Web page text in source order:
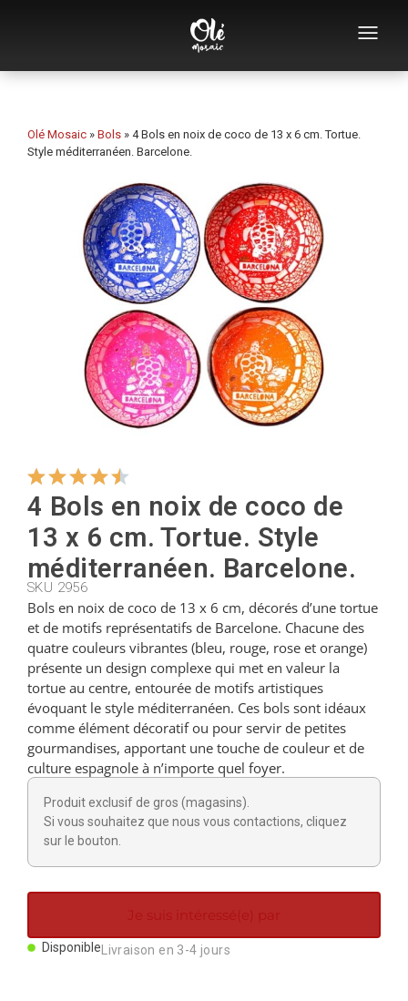
Qui sommes-nous
Ouvre-bouteilles
Tasses
Bols
Cendriers
Cintres
Coupeurs
Louches
Dés à coudre
Figurines
Aimants
Porte-clés
Mugs
Olé Mosaic » Bols » 4 Bols en noix de coco de 13 x 6 cm. Tortue.
Style méditerranéen. Barcelone.
4 Bols en noix de coco de
13 x 6 cm. Tortue. Style
méditerranéen. Barcelone.
SKU 2956
Bols en noix de coco de 13 x 6 cm, décorés d’une tortue
et de motifs représentatifs de Barcelone. Chacune des
quatre couleurs vibrantes (bleu, rouge, rose et orange)
présente un design complexe qui met en valeur la
tortue au centre, entourée de motifs artistiques
évoquant le style méditerranéen. Ces bols sont idéaux
comme élément décoratif ou pour servir de petites
gourmandises, apportant une touche de couleur et de
culture espagnole à n’importe quel foyer.
Produit exclusif de gros (magasins).
Si vous souhaitez que nous vous contactions, cliquez
sur le bouton.
Je suis intéressé(e) par
DisponibleLivraison en 3-4 jours